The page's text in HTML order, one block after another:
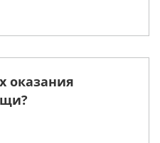
оказания